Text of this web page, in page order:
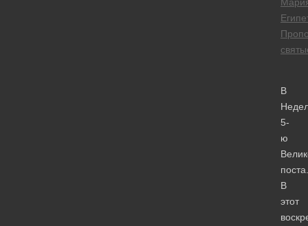
В
5-
ю
поста.
В
этот